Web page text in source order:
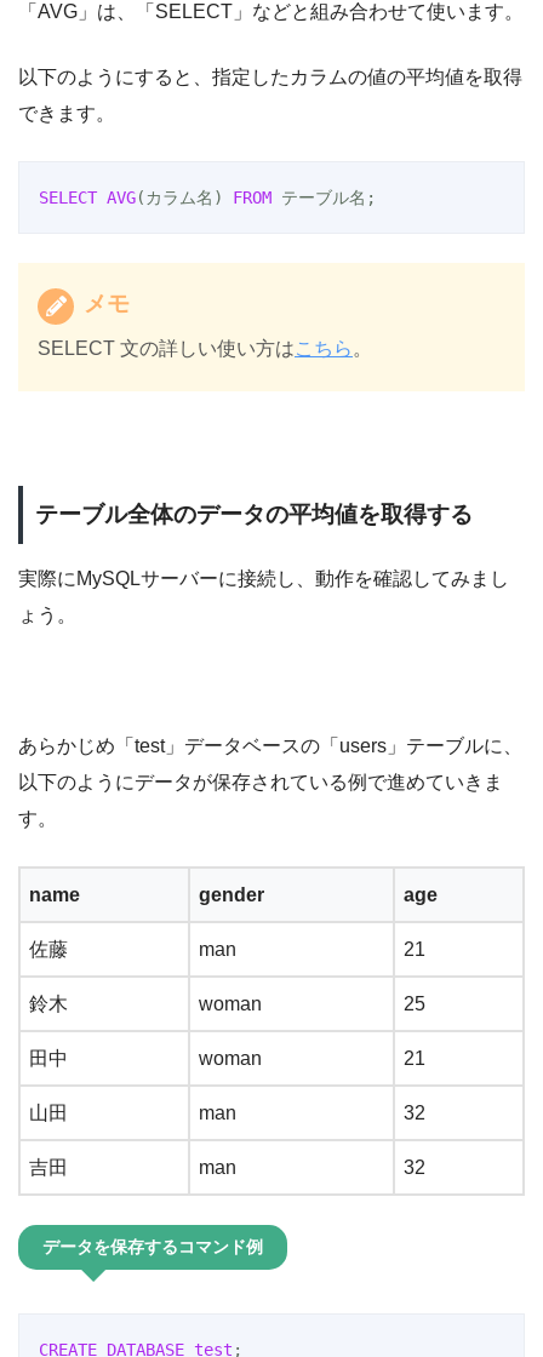
「AVG」は、「SELECT」などと組み合わせて使います。
以下のようにすると、指定したカラムの値の平均値を取得
できます。
SELECT AVG(カラム名) FROM テーブル名;
メモ
SELECT 文の詳しい使い方はこちら 。
テーブル全体のデータの平均値を取得する
実際にMySQLサーバーに接続し、動作を確認してみまし
ょう。
あらかじめ「test」データベースの「users」テーブルに、
以下のようにデータが保存されている例で進めていきま
す。
name gender age
佐藤 man 21
鈴木 woman 25
田中 woman 21
山田 man 32
吉田 man 32
データを保存するコマンド例
CREATE DATABASE test ;